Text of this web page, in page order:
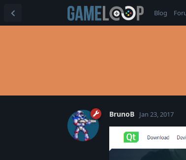
Blog
BrunoB Jan 23, 2017